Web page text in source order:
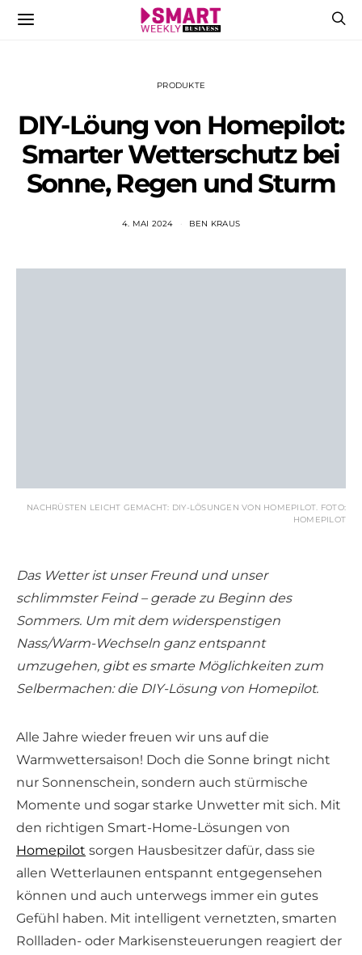
PRODUKTE
DIY-Löung von Homepilot:
Smarter Wetterschutz bei
Sonne, Regen und Sturm
4. MAI 2024 BEN KRAUS
NACHRÜSTEN LEICHT GEMACHT: DIY-LÖSUNGEN VON HOMEPILOT. FOTO:
HOMEPILOT
Das Wetter ist unser Freund und unser
schlimmster Feind – gerade zu Beginn des
Sommers. Um mit dem widerspenstigen
Nass/Warm-Wechseln ganz entspannt
umzugehen, gibt es smarte Möglichkeiten zum
Selbermachen: die DIY-Lösung von Homepilot.
Alle Jahre wieder freuen wir uns auf die
Warmwettersaison! Doch die Sonne bringt nicht
nur Sonnenschein, sondern auch stürmische
Momente und sogar starke Unwetter mit sich. Mit
den richtigen Smart-Home-Lösungen von
Homepilot sorgen Hausbesitzer dafür, dass sie
allen Wetterlaunen entspannt entgegensehen
können und auch unterwegs immer ein gutes
Gefühl haben. Mit intelligent vernetzten, smarten
Rollladen- oder Markisensteuerungen reagiert der